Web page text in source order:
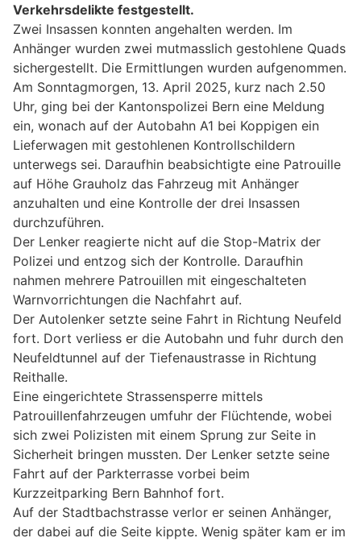
Verkehrsdelikte festgestellt.
Zwei Insassen konnten angehalten werden. Im
Anhänger wurden zwei mutmasslich gestohlene Quads
sichergestellt. Die Ermittlungen wurden aufgenommen.
Am Sonntagmorgen, 13. April 2025, kurz nach 2.50
Uhr, ging bei der Kantonspolizei Bern eine Meldung
ein, wonach auf der Autobahn A1 bei Koppigen ein
Lieferwagen mit gestohlenen Kontrollschildern
unterwegs sei. Daraufhin beabsichtigte eine Patrouille
auf Höhe Grauholz das Fahrzeug mit Anhänger
anzuhalten und eine Kontrolle der drei Insassen
durchzuführen.
Der Lenker reagierte nicht auf die Stop-Matrix der
Polizei und entzog sich der Kontrolle. Daraufhin
nahmen mehrere Patrouillen mit eingeschalteten
Warnvorrichtungen die Nachfahrt auf.
Der Autolenker setzte seine Fahrt in Richtung Neufeld
fort. Dort verliess er die Autobahn und fuhr durch den
Neufeldtunnel auf der Tiefenaustrasse in Richtung
Reithalle.
Eine eingerichtete Strassensperre mittels
Patrouillenfahrzeugen umfuhr der Flüchtende, wobei
sich zwei Polizisten mit einem Sprung zur Seite in
Sicherheit bringen mussten. Der Lenker setzte seine
Fahrt auf der Parkterrasse vorbei beim
Kurzzeitparking Bern Bahnhof fort.
Auf der Stadtbachstrasse verlor er seinen Anhänger,
der dabei auf die Seite kippte. Wenig später kam er im